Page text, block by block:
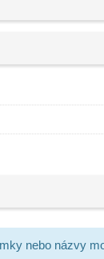
nebo názvy